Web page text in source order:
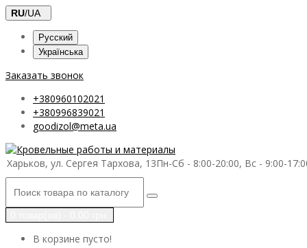
RU/UA
Русский
Українська
Заказать звонок
+380960102021
+380996839021
goodizol@meta.ua
Харьков, ул. Сергея Тархова, 13Пн-Сб - 8:00-20:00, Вс - 9:00-
В корзине пусто!